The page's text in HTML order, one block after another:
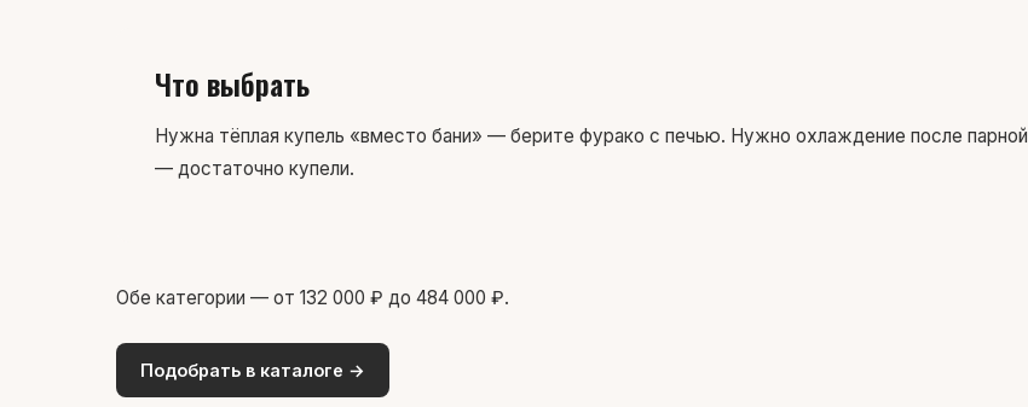
Что выбрать
Нужна тёплая купель «вместо бани» — берите фурако с печью. Нужно охлаждение после парной
— достаточно купели.
Обе категории — от 132 000 ₽ до 484 000 ₽.
Подобрать в каталоге →